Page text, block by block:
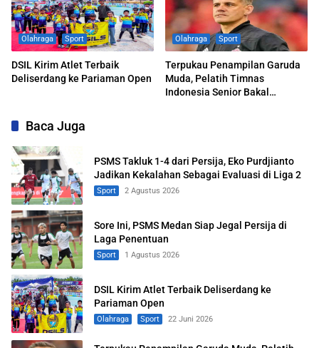
Olahraga Sport
DSIL Kirim Atlet Terbaik
Deliserdang ke Pariaman Open
Olahraga Sport
Terpukau Penampilan Garuda
Muda, Pelatih Timnas
Indonesia Senior Bakal
Baca Juga
PSMS Takluk 1-4 dari Persija, Eko Purdjianto
Jadikan Kekalahan Sebagai Evaluasi di Liga 2
Sport 2 Agustus 2026
Sore Ini, PSMS Medan Siap Jegal Persija di
Laga Penentuan
Sport 1 Agustus 2026
DSIL Kirim Atlet Terbaik Deliserdang ke
Pariaman Open
Olahraga Sport 22 Juni 2026